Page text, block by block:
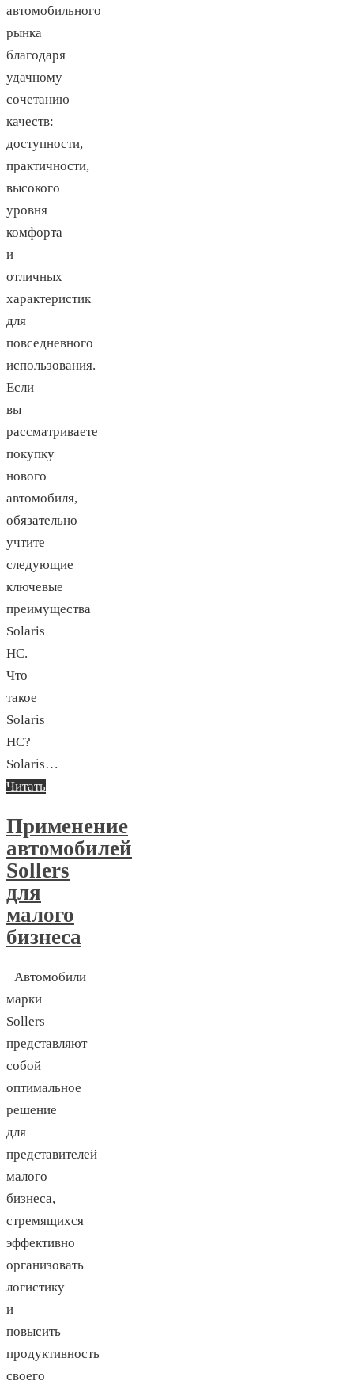
автомобильного
рынка
благодаря
удачному
сочетанию
качеств:
доступности,
практичности,
высокого
уровня
комфорта
и
отличных
характеристик
для
повседневного
использования.
Если
вы
рассматриваете
покупку
нового
автомобиля,
обязательно
учтите
следующие
ключевые
преимущества
Solaris
HC.
Что
такое
Solaris
HC?
Solaris…
Читать
Применение
автомобилей
Sollers
для
малого
бизнеса
Автомобили
марки
Sollers
представляют
собой
оптимальное
решение
для
представителей
малого
бизнеса,
стремящихся
эффективно
организовать
логистику
и
повысить
продуктивность
своего